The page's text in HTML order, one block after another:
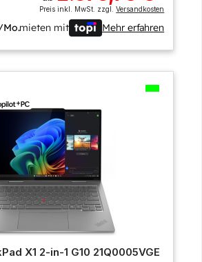
Preis inkl. MwSt. zzgl.Versandkosten
mieten mit Mehr erfahren
X1 2-in-1 G10 21Q0005VGE